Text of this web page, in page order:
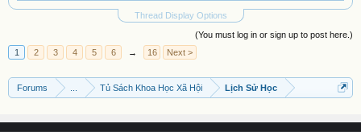
Thread Display Options
(You must log in or sign up to post here.)
1
2 3 4 5 6 → 16 Next >
Forums Tủ Sách Khoa Học Xã Hội Lịch Sử Học